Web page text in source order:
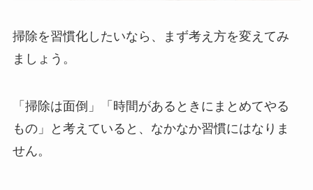
掃除を習慣化したいなら、まず考え方を変えてみ
ましょう。
「掃除は面倒」「時間があるときにまとめてやる
もの」と考えていると、なかなか習慣にはなりま
せん。